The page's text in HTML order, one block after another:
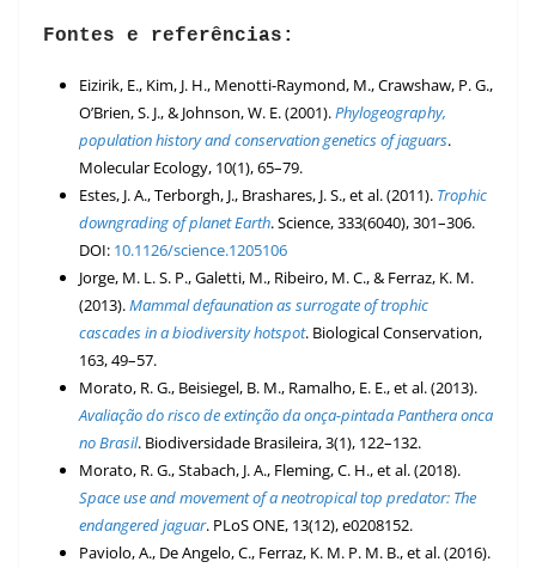
Fontes e referências:
Eizirik, E., Kim, J. H., Menotti-Raymond, M., Crawshaw, P. G.,
O’Brien, S. J., & Johnson, W. E. (2001).Phylogeography,
population history and conservation genetics of jaguars.
Molecular Ecology, 10(1), 65–79.
Estes, J. A., Terborgh, J., Brashares, J. S., et al. (2011). Trophic
downgrading of planet Earth. Science, 333(6040), 301–306.
DOI: 10.1126/science.1205106
Jorge, M. L. S. P., Galetti, M., Ribeiro, M. C., & Ferraz, K. M.
(2013).Mammal defaunation as surrogate of trophic
cascades in a biodiversity hotspot. Biological Conservation,
163, 49–57.
Morato, R. G., Beisiegel, B. M., Ramalho, E. E., et al. (2013).
Avaliação do risco de extinção da onça-pintada Panthera onca
no Brasil. Biodiversidade Brasileira, 3(1), 122–132.
Morato, R. G., Stabach, J. A., Fleming, C. H., et al. (2018).
Space use and movement of a neotropical top predator: The
endangered jaguar. PLoS ONE, 13(12), e0208152.
Paviolo, A., De Angelo, C., Ferraz, K. M. P. M. B., et al. (2016).